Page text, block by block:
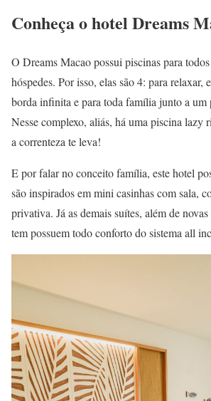
Conheça o hotel Dreams
O Dreams Macao possui piscinas para
hóspedes. Por isso, elas são 4: para relaxar,
borda infinita e para toda família junto a um
Nesse complexo, aliás, há uma piscina lazy
a correnteza te leva!
E por falar no conceito família, este hotel
são inspirados em mini casinhas com sala,
privativa. Já as demais suítes, além de
tem possuem todo conforto do sistema all